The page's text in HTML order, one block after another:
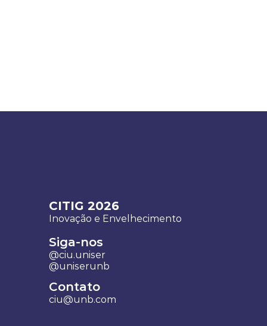
CITIG 2026
Inovação e Envelhecimento
Siga-nos
@ciu.uniser
@uniserunb
Contato
ciu@unb.com